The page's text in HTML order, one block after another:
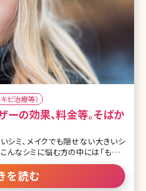
ビ治療等）
ーの効果、料金等。そばか
シミ、メイクでも隠せない大きいシ
なシミに悩む方の中には「もうレ
と考えている方もいるのではないで
レーザーがある今、自分のシミにどの
ないという方も多いでしょう。ここで
を読む